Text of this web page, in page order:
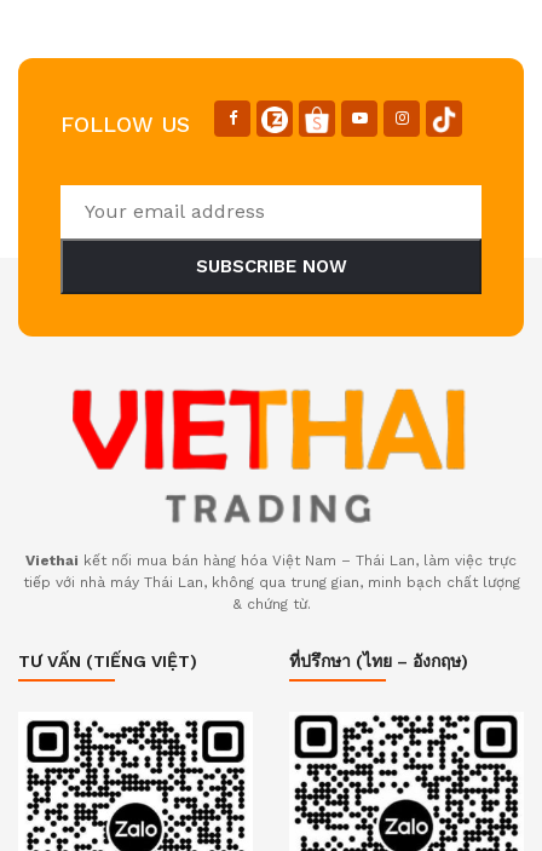
FOLLOW US
SUBSCRIBE NOW
Viethai kết nối mua bán hàng hóa Việt Nam – Thái Lan, làm việc trực
tiếp với nhà máy Thái Lan, không qua trung gian, minh bạch chất lượng
& chứng từ.
TƯ VẤN (TIẾNG VIỆT) ที่ปรึกษา (ไทย – อังกฤษ)